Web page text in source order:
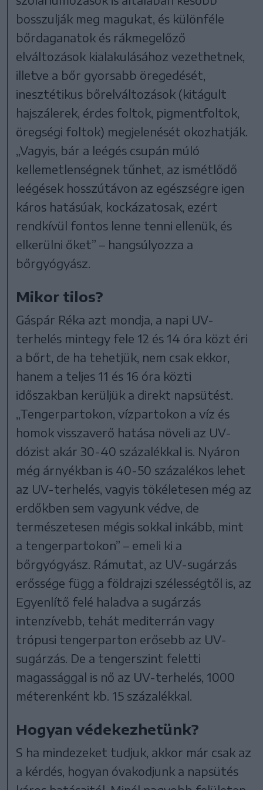
bosszulják meg magukat, és különféle
bőrdaganatok és rákmegelőző
elváltozások kialakulásához vezethetnek,
illetve a bőr gyorsabb öregedését,
inesztétikus bőrelváltozások (kitágult
hajszálerek, érdes foltok, pigmentfoltok,
öregségi foltok) megjelenését okozhatják.
„Vagyis, bár a leégés csupán múló
kellemetlenségnek tűnhet, az ismétlődő
leégések hosszútávon az egészségre igen
káros hatásúak, kockázatosak, ezért
rendkívül fontos lenne tenni ellenük, és
elkerülni őket” – hangsúlyozza a
bőrgyógyász.
Mikor tilos?
Gáspár Réka azt mondja, a napi UV-
terhelés mintegy fele 12 és 14 óra közt éri
a bőrt, de ha tehetjük, nem csak ekkor,
hanem a teljes 11 és 16 óra közti
időszakban kerüljük a direkt napsütést.
„Tengerpartokon, vízpartokon a víz és
homok visszaverő hatása növeli az UV-
dózist akár 30-40 százalékkal is. Nyáron
még árnyékban is 40-50 százalékos lehet
az UV-terhelés, vagyis tökéletesen még az
erdőkben sem vagyunk védve, de
természetesen mégis sokkal inkább, mint
a tengerpartokon” – emeli ki a
bőrgyógyász. Rámutat, az UV-sugárzás
erőssége függ a földrajzi szélességtől is, az
Egyenlítő felé haladva a sugárzás
intenzívebb, tehát mediterrán vagy
trópusi tengerparton erősebb az UV-
sugárzás. De a tengerszint feletti
magassággal is nő az UV-terhelés, 1000
méterenként kb. 15 százalékkal.
Hogyan védekezhetünk?
S ha mindezeket tudjuk, akkor már csak az
a kérdés, hogyan óvakodjunk a napsütés